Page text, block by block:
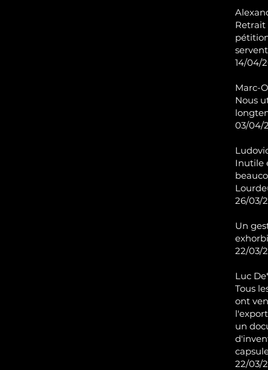
Retrait
14/04/
Marc-
Nous
03/04/
Inutile
26/03/
Un
22/03/
Luc
Tous
ont
un
22/03/